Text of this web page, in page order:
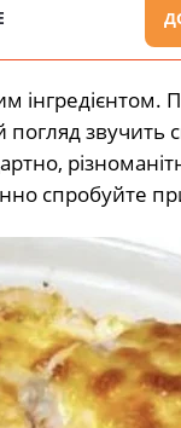
звучить
спробуйте